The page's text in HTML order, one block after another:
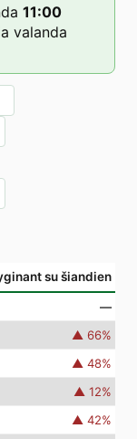
11:00
valanda
su šiandien
—
▲ 66%
▲ 48%
▲ 12%
▲ 42%